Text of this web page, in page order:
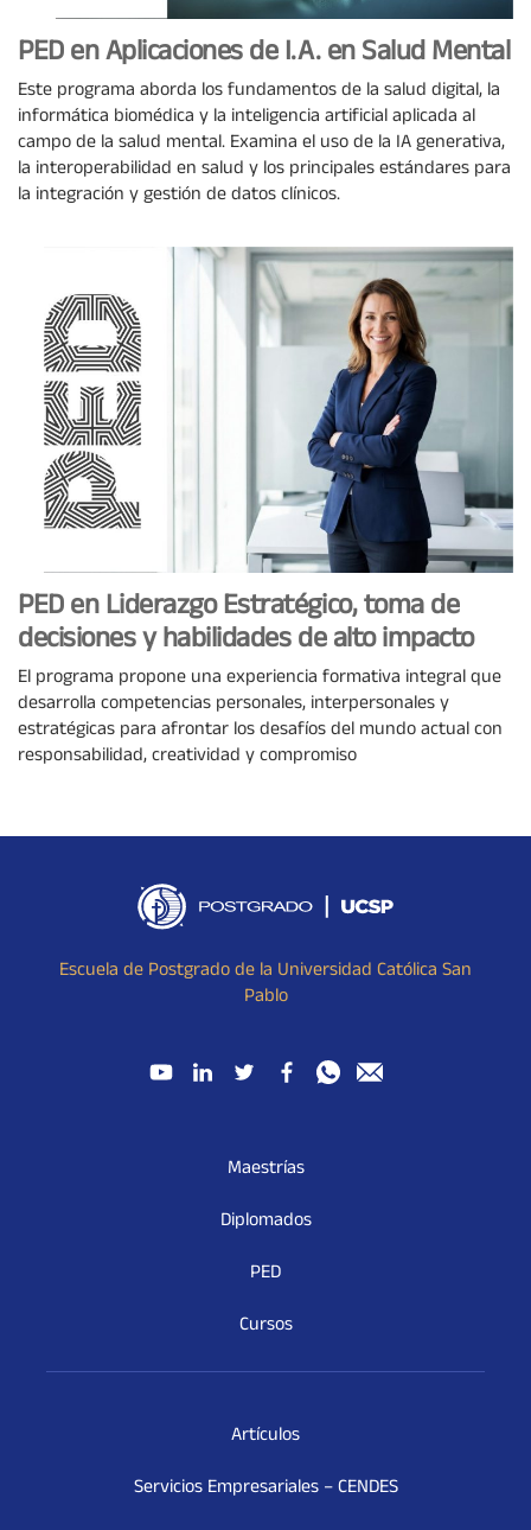
PED en Aplicaciones de I.A. en Salud Mental
Este programa aborda los fundamentos de la salud digital, la
informática biomédica y la inteligencia artificial aplicada al
campo de la salud mental. Examina el uso de la IA generativa,
la interoperabilidad en salud y los principales estándares para
la integración y gestión de datos clínicos.
PED en Liderazgo Estratégico, toma de
decisiones y habilidades de alto impacto
El programa propone una experiencia formativa integral que
desarrolla competencias personales, interpersonales y
estratégicas para afrontar los desafíos del mundo actual con
responsabilidad, creatividad y compromiso
Escuela de Postgrado de la Universidad Católica San
Pablo
Maestrías
Diplomados
PED
Cursos
Artículos
Servicios Empresariales – CENDES